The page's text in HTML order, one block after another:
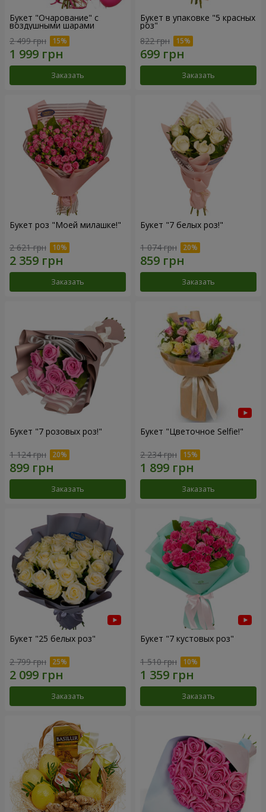
Букет "Очарование" с
воздушными шарами
2 499 грн
Заказать
Букет в упаковке "5 красных
роз"
822 грн
Заказать
Букет роз "Моей милашке!"
2 621 грн
Заказать
Букет "7 белых роз!"
1 074 грн
Заказать
Букет "7 розовых роз!"
1 124 грн
Заказать
Букет "Цветочное Selfie!"
2 234 грн
Заказать
Букет "25 белых роз"
2 799 грн
Заказать
Букет "7 кустовых роз"
1 510 грн
Заказать